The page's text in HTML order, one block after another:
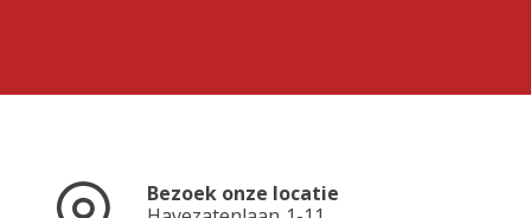
Bezoek onze locatie